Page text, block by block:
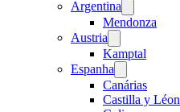
Argentina
menu
Mendonza
Austria
menu
Kamptal
Espanha
menu
Canárias
Castilla y Léon